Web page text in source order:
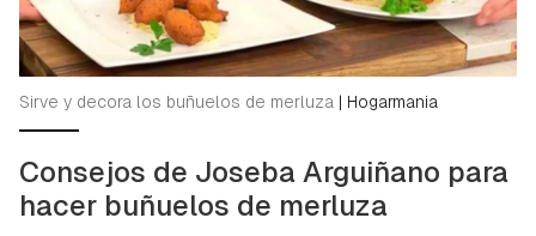
Sirve y decora los buñuelos de merluza | Hogarmania
Consejos de Joseba Arguiñano para
hacer buñuelos de merluza